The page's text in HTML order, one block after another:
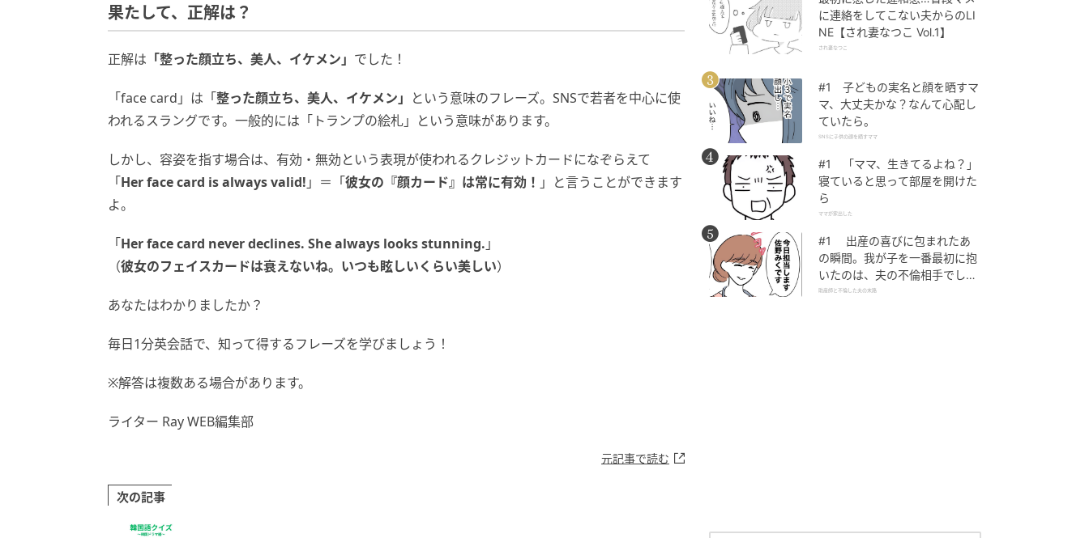
果たして、正解は？
正解は 「整った顔立ち、美人、イケメン」 でした！
「face card」は「整った顔立ち、美人、イケメン」 という意味のフレーズ。SNSで若者を中心に使
われるスラングです。一般的には「トランプの絵札」という意味があります。
しかし、容姿を指す場合は、有効・無効という表現が使われるクレジットカードになぞらえて
「Her face card is always valid! 」＝「彼女の『顔カード』は常に有効！ 」と言うことができます
よ。
「Her face card never declines. She always looks stunning. 」
（彼女のフェイスカードは衰えないね。いつも眩しいくらい美しい）
あなたはわかりましたか？
毎日1分英会話で、知って得するフレーズを学びましょう！
※解答は複数ある場合があります。
ライター Ray WEB編集部
元記事で読む
次の記事
に連絡をしてこない夫からのLI
NE【され妻なつこ Vol.1】
され妻なつこ
#1 子どもの実名と顔を晒すマ
マ、大丈夫かな？なんて心配し
ていたら。
SNSに子供の顔を晒すママ
#1 「ママ、生きてるよね？」
寝ていると思って部屋を開けた
ら
ママが家出した
#1 出産の喜びに包まれたあ
の瞬間。我が子を一番最初に抱
いたのは、夫の不倫相手でし
た。
助産師と不倫した夫の末路